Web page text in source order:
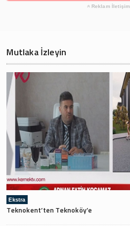
Reklam İletişim
Mutlaka İzleyin
Ekstra
Teknokent’ten Teknoköy’e